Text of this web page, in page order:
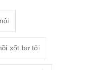
xốt bơ tỏi